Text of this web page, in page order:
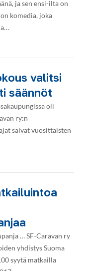
ja sen ensi-ilta on
komedia, joka
valitsi
säännöt
oli
ry:n
saivat vuosittaisten
… SF-Caravan ry
yhdistys Suoma
syytä matkailla